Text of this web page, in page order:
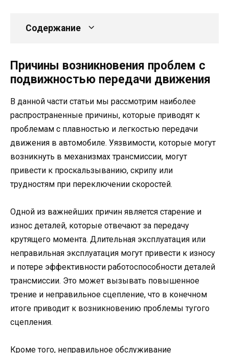
Содержание
Причины возникновения проблем с
подвижностью передачи движения
В данной части статьи мы рассмотрим наиболее
распространенные причины, которые приводят к
проблемам с плавностью и легкостью передачи
движения в автомобиле. Уязвимости, которые могут
возникнуть в механизмах трансмиссии, могут
привести к проскальзыванию, скрипу или
трудностям при переключении скоростей.
Одной из важнейших причин является старение и
износ деталей, которые отвечают за передачу
крутящего момента. Длительная эксплуатация или
неправильная эксплуатация могут привести к износу
и потере эффективности работоспособности деталей
трансмиссии. Это может вызывать повышенное
трение и неправильное сцепление, что в конечном
итоге приводит к возникновению проблемы тугого
сцепления.
Кроме того, неправильное обслуживание